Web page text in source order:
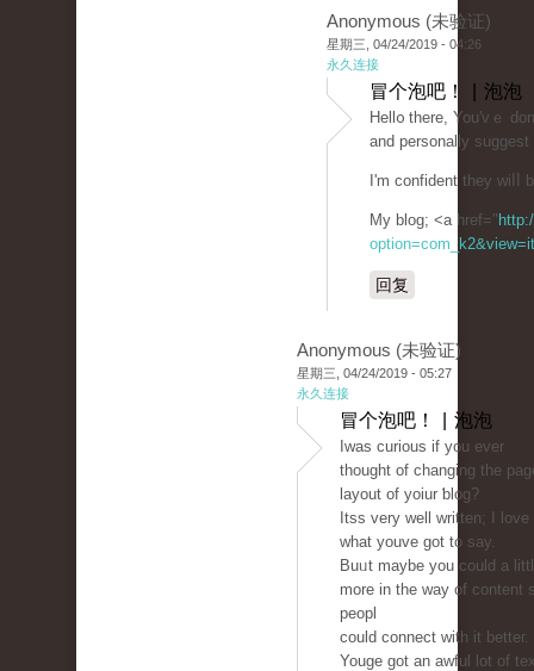
Anonymous (未验证)
星期三, 04/24/2019 - 04:26
永久连接
冒个泡吧！ | 泡泡
Ηеll᧐ there, You'vｅ
and personally
I'm confident they
My blog; <a href="
回复
Anonymous (未验证)
星期三, 04/24/2019 - 05:27
永久连接
冒个泡吧！ | 泡泡
Ӏwas curious if you ever
thought of changing the
layout оf yoiur ƅlog?
Itss very well written; I love
what youve got to say.
Buᥙt maybe you could a
more in the way of content
peopl
could connect with it betteг.
Youge got an awful lot of